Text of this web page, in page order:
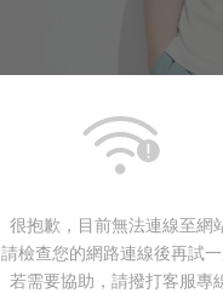
很抱歉，目前無法連線至網
請檢查您的網路連線後再試
若需要協助，請撥打客服專